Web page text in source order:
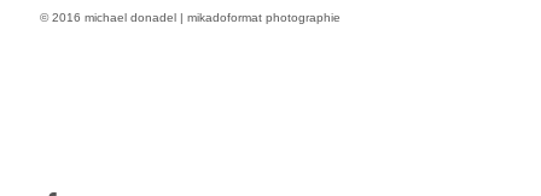
© 2016 michael donadel | mikadoformat photographie